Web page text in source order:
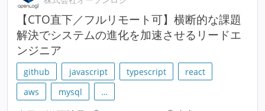
【CTO直下／フルリモート可】横断的な課題
解決でシステムの進化を加速させるリードエ
ンジニア
github javascript typescript
react
aws
mysql …